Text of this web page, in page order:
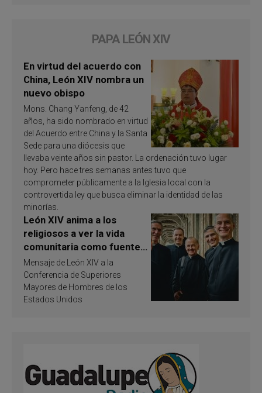
PAPA LEÓN XIV
En virtud del acuerdo con
China, León XIV nombra un
nuevo obispo
Mons. Chang Yanfeng, de 42
años, ha sido nombrado en virtud
del Acuerdo entre China y la Santa
Sede para una diócesis que
llevaba veinte años sin pastor. La ordenación tuvo lugar
hoy. Pero hace tres semanas antes tuvo que
comprometer públicamente a la Iglesia local con la
controvertida ley que busca eliminar la identidad de las
minorías.
León XIV anima a los
religiosos a ver la vida
comunitaria como fuente
de inspiración y
santificación
Mensaje de León XIV a la
Conferencia de Superiores
Mayores de Hombres de los
Estados Unidos